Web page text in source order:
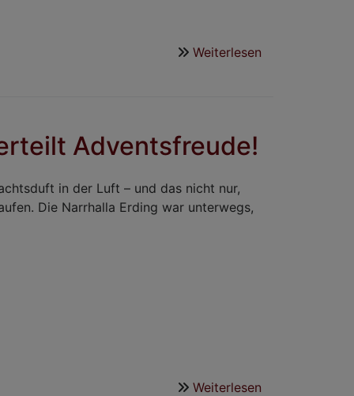
Weiterlesen
Adventsfreude!
in der Luft – und das nicht nur,
Die Narrhalla Erding war unterwegs,
Weiterlesen